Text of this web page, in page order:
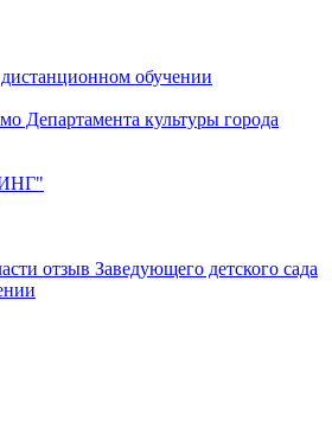
обучении
Департамента культуры города
отзыв Заведующего детского сада